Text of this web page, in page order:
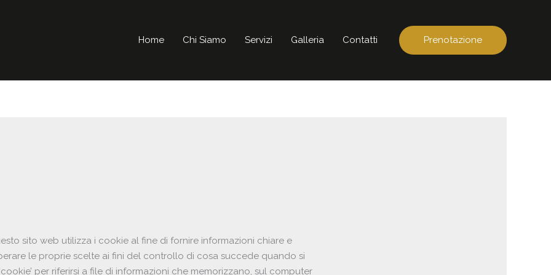
Home Chi Siamo Servizi Galleria Contatti Prenotazione
sito web utilizza i cookie al fine di fornire informazioni chiare e
le proprie scelte ai fini del controllo di cosa succede quando si
per riferirsi a file di informazioni che memorizzano, sul computer